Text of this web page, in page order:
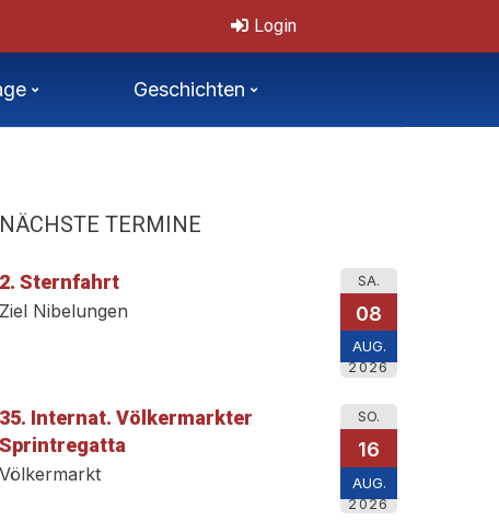
Login
Geschichten
NÄCHSTE TERMINE
SA.
08
AUG.
2026
2. Sternfahrt
Ziel Nibelungen
SO.
16
AUG.
2026
35. Internat. Völkermarkter
Sprintregatta
Völkermarkt